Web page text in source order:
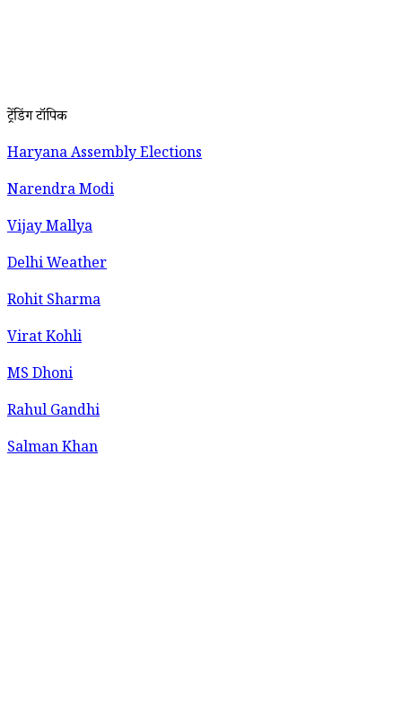
ट्रेंडिंग टॉपिक
Haryana Assembly Elections
Narendra Modi
Vijay Mallya
Delhi Weather
Rohit Sharma
Virat Kohli
MS Dhoni
Rahul Gandhi
Salman Khan